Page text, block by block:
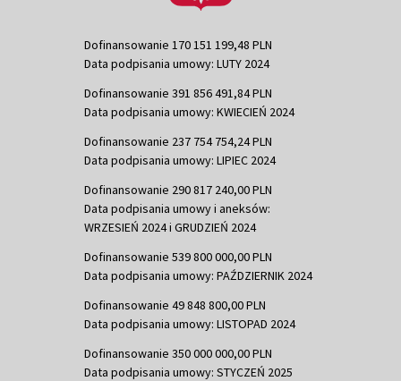
Dofinansowanie 170 151 199,48 PLN
Data podpisania umowy: LUTY 2024
Dofinansowanie 391 856 491,84 PLN
Data podpisania umowy: KWIECIEŃ 2024
Dofinansowanie 237 754 754,24 PLN
Data podpisania umowy: LIPIEC 2024
Dofinansowanie 290 817 240,00 PLN
Data podpisania umowy i aneksów:
WRZESIEŃ 2024 i GRUDZIEŃ 2024
Dofinansowanie 539 800 000,00 PLN
Data podpisania umowy: PAŹDZIERNIK 2024
Dofinansowanie 49 848 800,00 PLN
Data podpisania umowy: LISTOPAD 2024
Dofinansowanie 350 000 000,00 PLN
Data podpisania umowy: STYCZEŃ 2025